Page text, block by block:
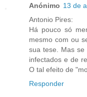
Anónimo 13 de
Antonio Pires:
Há pouco só
mesmo com ou
sua tese. Mas se
infectados e de
O tal efeito de
Responder